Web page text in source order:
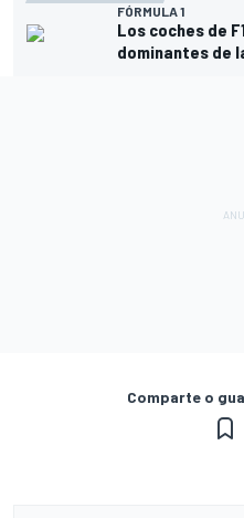
FÓRMULA 1
Los coches de
dominantes de
Comparte o